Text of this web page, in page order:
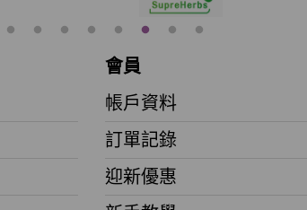
加入購物車
會員
帳戶資料
訂單記錄
迎新優惠